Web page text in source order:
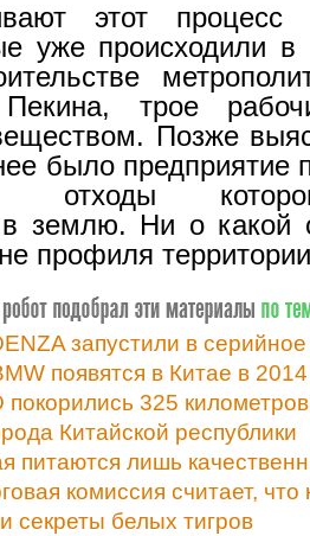
этот процесс
уже происходили
трое
Позже
было предприятие
отходы
землю. Ни о какой
профиля
запустили в
появятся в Китае в 2014
покорились 325
Китайской республики
питаются лишь
комиссия считает,
секреты белых тигров